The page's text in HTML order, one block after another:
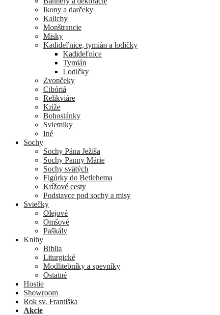
Ikony a darčeky
Kalichy
Monštrancie
Misky
Kadideľnice, tymián a lodičky
Kadideľnice
Tymián
Lodičky
Zvončeky
Cibóriá
Relikviáre
Kríže
Bohostánky
Svietniky
Iné
Sochy
Sochy Pána Ježiša
Sochy Panny Márie
Sochy svätých
Figúrky do Betlehema
Krížové cesty
Podstavce pod sochy a misy
Sviečky
Olejové
Omšové
Paškály
Knihy
Biblia
Liturgické
Modlitebníky a spevníky
Ostatné
Hostie
Showroom
Rok sv. Františka
Akcie